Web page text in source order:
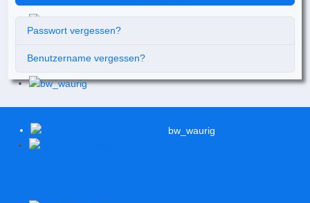
Passwort vergessen?
Benutzername vergessen?